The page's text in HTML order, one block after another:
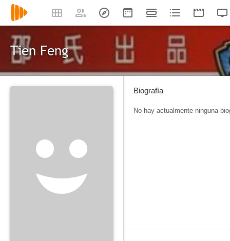
Tien Feng
Biografía
No hay actualmente ninguna